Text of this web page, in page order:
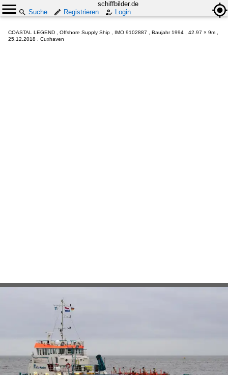
schiffbilder.de
Suche
Registrieren Login
COASTAL LEGEND , Offshore Supply Ship , IMO 9102887 , Baujahr 1994 , 42.97 × 9m ,
25.12.2018 , Cuxhaven